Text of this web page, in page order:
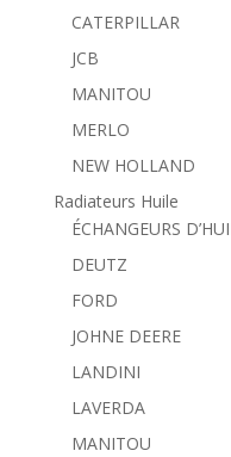
CATERPILLAR
JCB
MANITOU
MERLO
NEW HOLLAND
Radiateurs Huile
ÉCHANGEURS
DEUTZ
FORD
JOHNE DEERE
LANDINI
LAVERDA
MANITOU